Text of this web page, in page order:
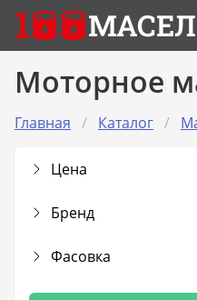
1 МАСЕЛ
Моторное
Главная Каталог
Цена
Бренд
Фасовка